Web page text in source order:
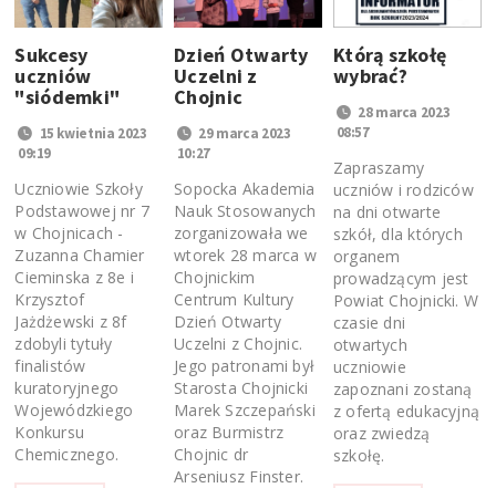
Sukcesy
uczniów
"siódemki"
15 kwietnia 2023
09:19
Uczniowie Szkoły
Podstawowej nr 7
w Chojnicach -
Zuzanna Chamier
Cieminska z 8e i
Krzysztof
Jażdżewski z 8f
zdobyli tytuły
finalistów
kuratoryjnego
Wojewódzkiego
Konkursu
Chemicznego.
Dzień Otwarty
Uczelni z
Chojnic
29 marca 2023
10:27
Sopocka Akademia
Nauk Stosowanych
zorganizowała we
wtorek 28 marca w
Chojnickim
Centrum Kultury
Dzień Otwarty
Uczelni z Chojnic.
Jego patronami był
Starosta Chojnicki
Marek Szczepański
oraz Burmistrz
Chojnic dr
Arseniusz Finster.
Którą szkołę
wybrać?
28 marca 2023
08:57
Zapraszamy
uczniów i rodziców
na dni otwarte
szkół, dla których
organem
prowadzącym jest
Powiat Chojnicki. W
czasie dni
otwartych
uczniowie
zapoznani zostaną
z ofertą edukacyjną
oraz zwiedzą
szkołę.